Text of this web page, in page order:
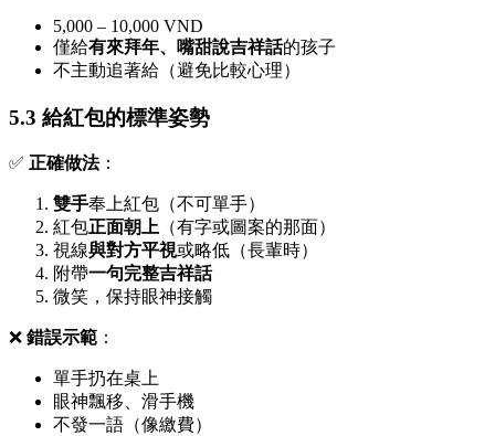
5,000 – 10,000 VND
僅給有來拜年、嘴甜說吉祥話的孩子
不主動追著給（避免比較心理）
5.3 給紅包的標準姿勢
✅ 正確做法：
雙手奉上紅包（不可單手）
紅包正面朝上 （有字或圖案的那面）
視線與對方平視或略低（長輩時）
附帶一句完整吉祥話
微笑，保持眼神接觸
❌ 錯誤示範 ：
單手扔在桌上
眼神飄移、滑手機
不發一語（像繳費）